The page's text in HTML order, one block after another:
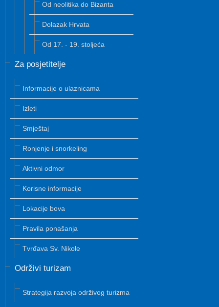
Od neolitika do Bizanta
Dolazak Hrvata
Od 17. - 19. stoljeća
Za posjetitelje
Informacije o ulaznicama
Izleti
Smještaj
Ronjenje i snorkeling
Aktivni odmor
Korisne informacije
Lokacije bova
Pravila ponašanja
Tvrđava Sv. Nikole
Održivi turizam
Strategija razvoja održivog turizma